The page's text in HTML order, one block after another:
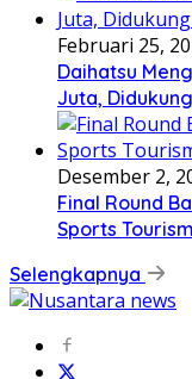
Februari 25,
Daihatsu
Juta,
Desember 2,
Final Round
Sports
Selengkapnya